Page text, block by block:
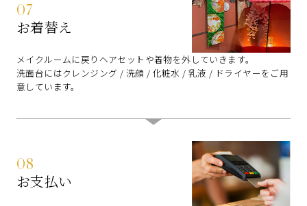
07
お着替え
メイクルームに戻りヘアセットや着物を外していきます。
洗面台にはクレンジング / 洗顔 / 化粧水 / 乳液 / ドライヤーをご用
意しています。
08
お支払い